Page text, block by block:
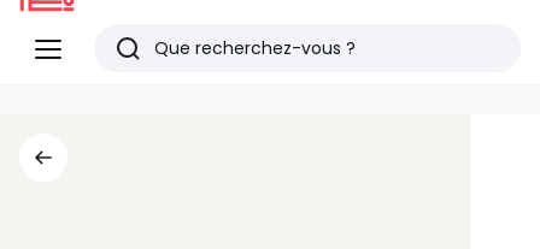
Menu
Redoute
Rechercher